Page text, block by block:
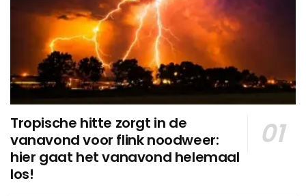
Tropische hitte zorgt in de
vanavond voor flink noodweer:
hier gaat het vanavond helemaal
los!